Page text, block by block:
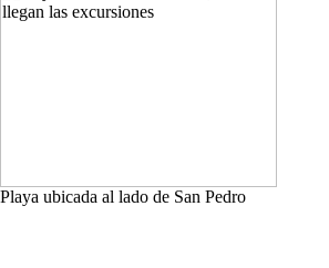
Playa ubicada al lado de San Pedro